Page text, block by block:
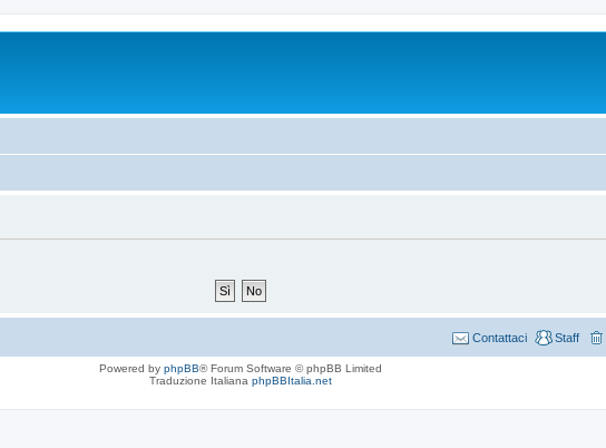
Staff
Contattaci
Powered by phpBB® Forum Software © phpBB Limited
Traduzione Italiana phpBBItalia.net